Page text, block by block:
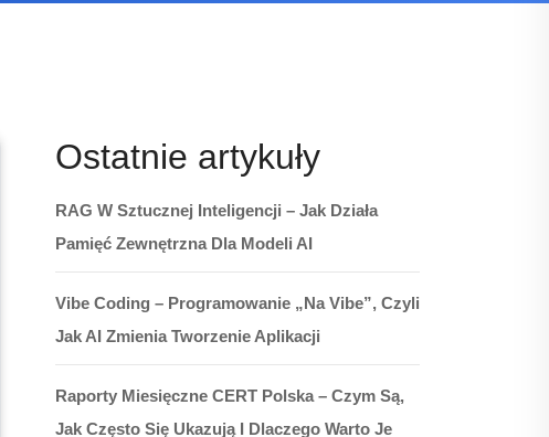
Ostatnie artykuły
RAG W Sztucznej Inteligencji – Jak Działa
Pamięć Zewnętrzna Dla Modeli AI
Vibe Coding – Programowanie „na Vibe”, Czyli
Jak AI Zmienia Tworzenie Aplikacji
Raporty Miesięczne CERT Polska – Czym Są,
Jak Często Się Ukazują I Dlaczego Warto Je